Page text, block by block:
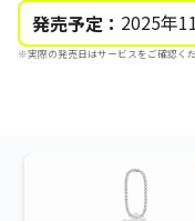
発売予定： 2025年
※実際の発売日はサービスをご確認くだ